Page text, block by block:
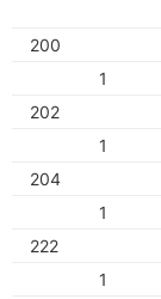
200
1
202
1
204
1
222
1